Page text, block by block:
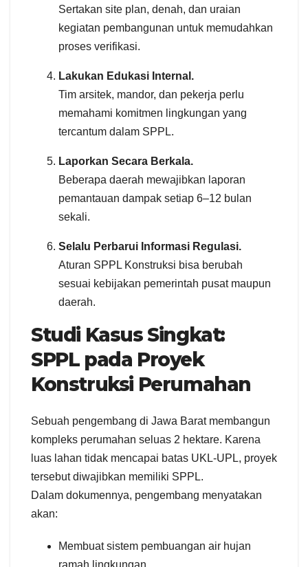
Sertakan site plan, denah, dan uraian
kegiatan pembangunan untuk memudahkan
proses verifikasi.
Lakukan Edukasi Internal.
Tim arsitek, mandor, dan pekerja perlu
memahami komitmen lingkungan yang
tercantum dalam SPPL.
Laporkan Secara Berkala.
Beberapa daerah mewajibkan laporan
pemantauan dampak setiap 6–12 bulan
sekali.
Selalu Perbarui Informasi Regulasi.
Aturan SPPL Konstruksi bisa berubah
sesuai kebijakan pemerintah pusat maupun
daerah.
Studi Kasus Singkat:
SPPL pada Proyek
Konstruksi Perumahan
Sebuah pengembang di Jawa Barat membangun
kompleks perumahan seluas 2 hektare. Karena
luas lahan tidak mencapai batas UKL-UPL, proyek
tersebut diwajibkan memiliki SPPL.
Dalam dokumennya, pengembang menyatakan
akan:
Membuat sistem pembuangan air hujan